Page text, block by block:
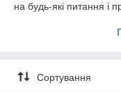
на будь-які питання і
Співпрацюючи з нами,
повну задоволеність як
Сортування